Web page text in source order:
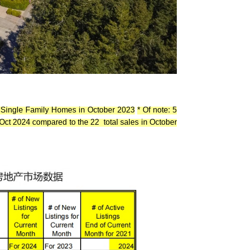
Family Homes in October 2023 * Of note: 5
2024 compared to the 22 total sales in October